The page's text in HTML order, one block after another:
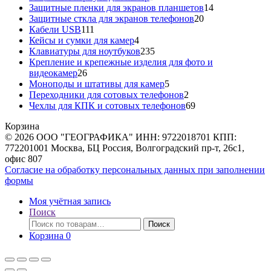
товаров
Защитные пленки для экранов планшетов1414
Защитные сткла для экранов телефонов2020
Кабели USB111
товаров
Кейсы и сумки для камер44
товара
Клавиатуры для ноутбуков235235
товаров
Крепление и крепежные изделия для фото и
видеокамер2626
товаров
Моноподы и штативы для камер55
товаров
Переходники для сотовых телефонов2
товара
Чехлы для КПК и сотовых телефонов6969
Корзина
© 2026 ООО "ГЕОГРАФИКА" ИНН: 9722018701 КПП:
772201001 Москва, БЦ Россия, Волгоградский пр-т, 26с1,
офис 807
Согласие на обработку персональных данных при заполнении
формы
Моя учётная запись
Поиск
Искать:
Поиск
Корзина 0